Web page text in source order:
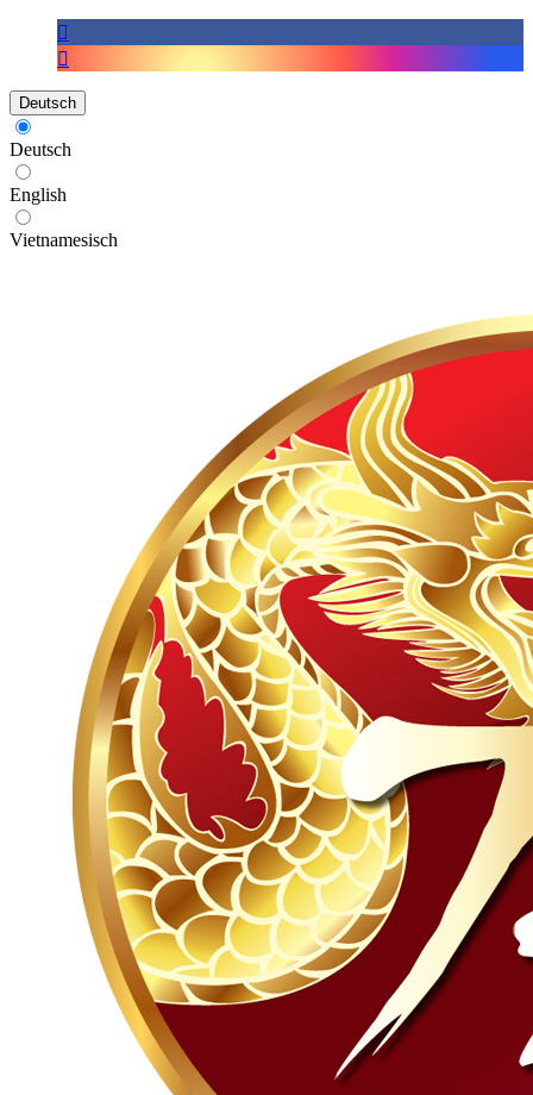
Deutsch
Deutsch
English
Vietnamesisch